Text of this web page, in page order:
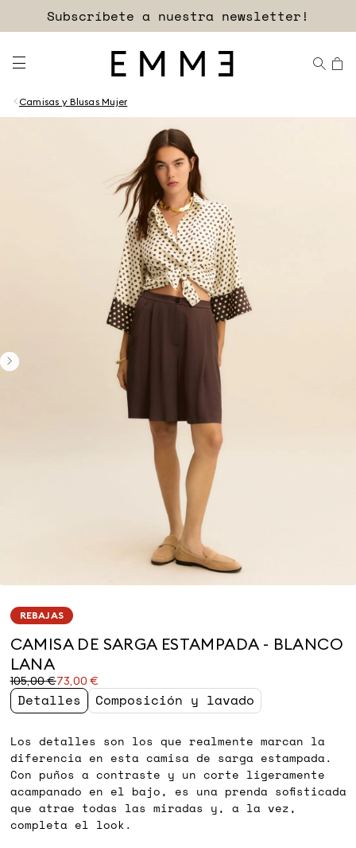
Subscríbete a nuestra newsletter!
Camisas y Blusas Mujer
REBAJAS
CAMISA DE SARGA ESTAMPADA - BLANCO
LANA
105,00 €73,00 €
Precio
original
105,00
Precio
actual
73,00
Detalles Composición y lavado
Los detalles son los que realmente marcan la
diferencia en esta camisa de sarga estampada.
Con puños a contraste y un corte ligeramente
acampanado en el bajo, es una prenda sofisticada
que atrae todas las miradas y, a la vez,
completa el look.